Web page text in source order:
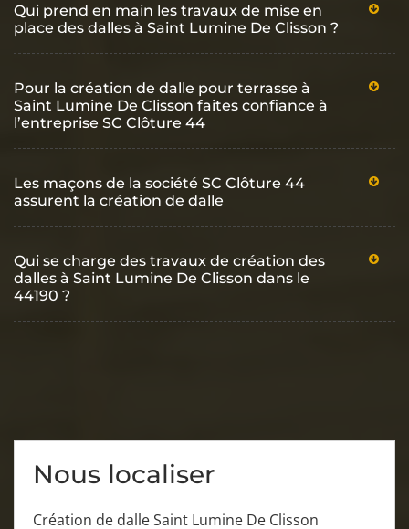
Qui prend en main les travaux de mise en
place des dalles à Saint Lumine De Clisson ?
Pour la création de dalle pour terrasse à
Saint Lumine De Clisson faites confiance à
l’entreprise SC Clôture 44
Les maçons de la société SC Clôture 44
assurent la création de dalle
Qui se charge des travaux de création des
dalles à Saint Lumine De Clisson dans le
44190 ?
Nous localiser
Création de dalle Saint Lumine De Clisson